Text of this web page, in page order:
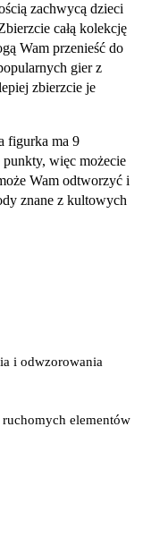
zachwycą dzieci
całą kolekcję
Wam przenieść do
gier z
zbierzcie je
figurka ma 9
więc możecie
Wam odtworzyć i
znane z kultowych
i odwzorowania
elementów